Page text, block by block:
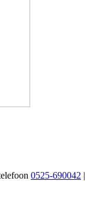
0525-690042 |